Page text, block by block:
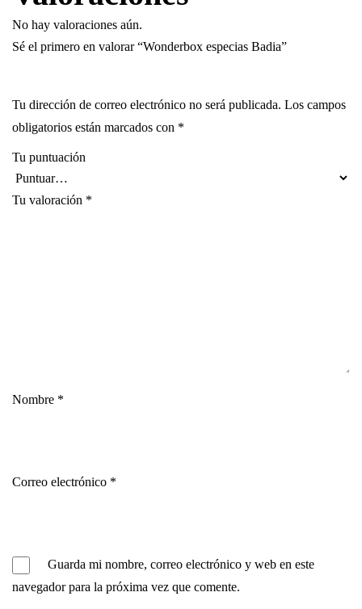
No hay valoraciones aún.
Sé el primero en valorar “Wonderbox especias Badia”
Tu dirección de correo electrónico no será publicada. Los campos
obligatorios están marcados con *
Tu puntuación
Tu valoración *
Nombre *
Correo electrónico *
Guarda mi nombre, correo electrónico y web en este
navegador para la próxima vez que comente.